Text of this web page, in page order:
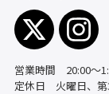
営業時間 20:00〜
定休日 火曜日、第